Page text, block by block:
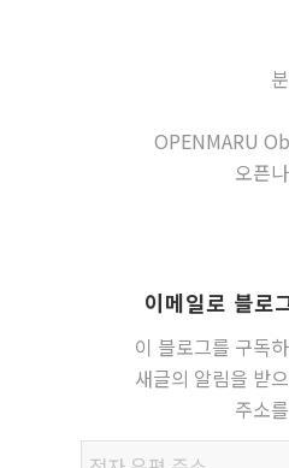
OPENMARU
오픈
이메일로 블로
이 블로그를 구독
새글의 알림을 받
주소